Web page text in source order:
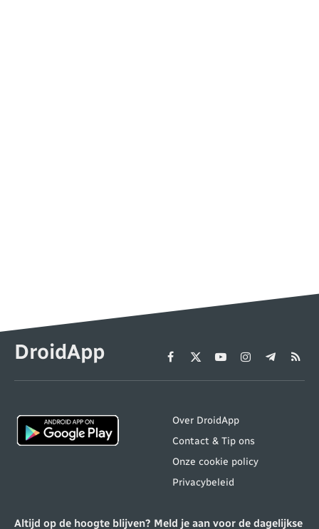
DroidApp Facebook
X
(Twitter)
YouTubeInstagram
Telegram
RSS
Over DroidApp
Contact & Tip ons
Onze cookie policy
Privacybeleid
Altijd op de hoogte blijven? Meld je aan voor de dagelijkse